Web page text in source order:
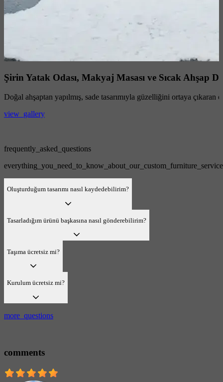
Şirin Yatak Odası, Makyaj Masası ve Sıcak Ahşap
Doğal ahşaptan yapılmış, sade tasarımıyla güzelliğini ortaya
view_gallery
frequently_asked_questions
everything_you_need_to_know_about_our_custom_furniture_service
Oluşturduğum tasarımı nasıl kaydedebilirim?
Tasarladığım ürünü başkasına nasıl gönderebilirim?
Taşıma ücretsiz mi?
Kurulum ücretsiz mi?
more_questions
comments